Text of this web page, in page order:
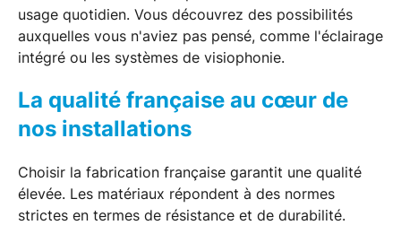
usage quotidien. Vous découvrez des possibilités
auxquelles vous n'aviez pas pensé, comme l'éclairage
intégré ou les systèmes de visiophonie.
La qualité française au cœur de
nos installations
Choisir la fabrication française garantit une qualité
élevée. Les matériaux répondent à des normes
strictes en termes de résistance et de durabilité.